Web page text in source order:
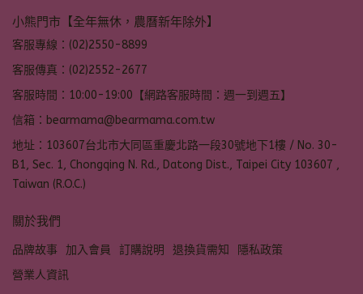
小熊門市【全年無休，農曆新年除外】
客服專線：(02)2550-8899
客服傳真：(02)2552-2677
客服時間：10:00-19:00【網路客服時間：週一到週五】
信箱：bearmama@bearmama.com.tw
地址：103607台北市大同區重慶北路一段30號地下1樓 / No. 30-
B1, Sec. 1, Chongqing N. Rd., Datong Dist., Taipei City 103607 ,
Taiwan (R.O.C.)
關於我們
品牌故事 加入會員 訂購說明 退換貨需知
隱私政策
營業人資訊